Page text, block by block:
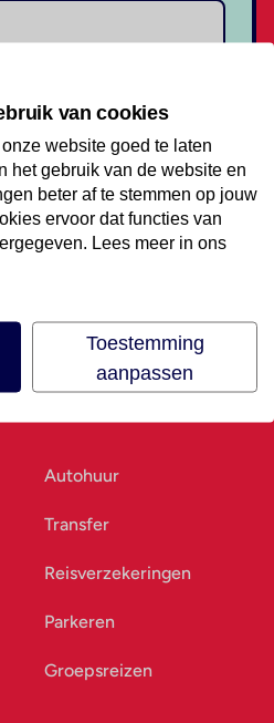
Autohuur
Transfer
Reisverzekeringen
Parkeren
Groepsreizen
van cookies
website goed te laten
het gebruik van de website en
beter af te stemmen op jouw
ervoor dat functies van
Lees meer in ons
Toestemming
aanpassen